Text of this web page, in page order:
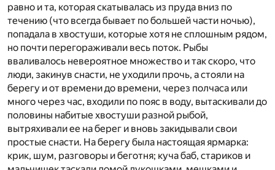
равно и та, которая скатывалась из пруда вниз по
течению (что всегда бывает по большей части ночью),
попадала в хвостуши, которые хотя не сплошным рядом,
но почти перегораживали весь поток. Рыбы
вваливалось невероятное множество и так скоро, что
люди, закинув снасти, не уходили прочь, а стояли на
берегу и от времени до времени, через полчаса или
много через час, входили по пояс в воду, вытаскивали до
половины набитые хвостуши разной рыбой,
вытряхивали ее на берег и вновь закидывали свои
простые снасти. На берегу была настоящая ярмарка:
крик, шум, разговоры и беготня; куча баб, стариков и